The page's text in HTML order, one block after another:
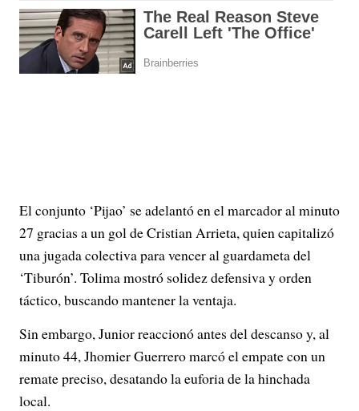
El conjunto ‘Pijao’ se adelantó en el marcador al minuto
27 gracias a un gol de Cristian Arrieta, quien capitalizó
una jugada colectiva para vencer al guardameta del
‘Tiburón’. Tolima mostró solidez defensiva y orden
táctico, buscando mantener la ventaja.
Sin embargo, Junior reaccionó antes del descanso y, al
minuto 44, Jhomier Guerrero marcó el empate con un
remate preciso, desatando la euforia de la hinchada
local.